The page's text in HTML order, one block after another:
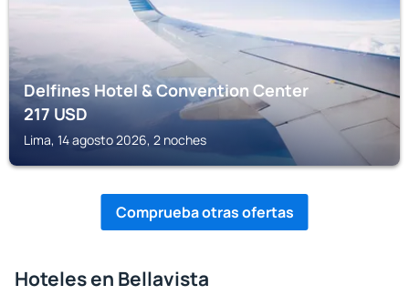
Delfines Hotel & Convention Center
217USD
Lima, 14 agosto 2026, 2 noches
Comprueba otras ofertas
Hoteles en Bellavista